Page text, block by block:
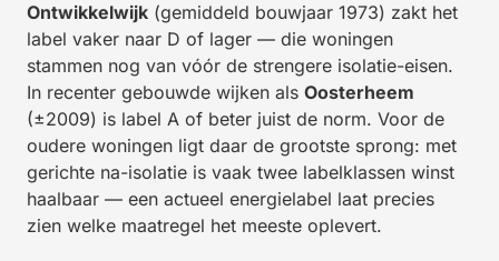
Ontwikkelwijk (gemiddeld bouwjaar 1973) zakt het
label vaker naar D of lager — die woningen
stammen nog van vóór de strengere isolatie-eisen.
In recenter gebouwde wijken als Oosterheem
(±2009) is label A of beter juist de norm. Voor de
oudere woningen ligt daar de grootste sprong: met
gerichte na-isolatie is vaak twee labelklassen winst
haalbaar — een actueel energielabel laat precies
zien welke maatregel het meeste oplevert.